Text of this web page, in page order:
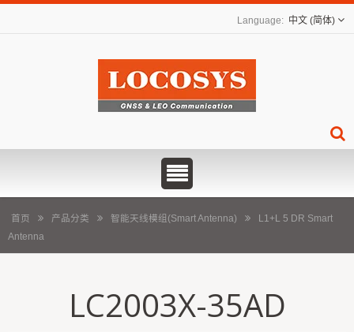
中文 (简体)
首页 产品分类 智能天线模组(Smart Antenna)
L1+L 5 DR Smart
Antenna
LC2003X-35AD